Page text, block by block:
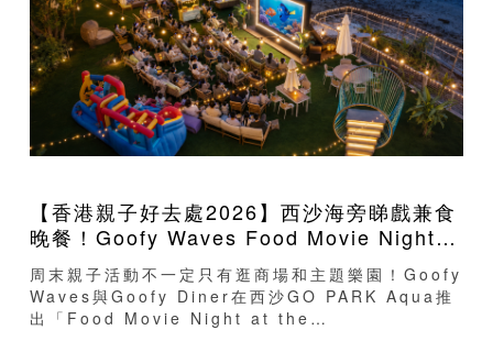
【香港親子好去處2026】西沙海旁睇戲兼食
晚餐！Goofy Waves Food Movie Night
戶外影院逢週末登場
周末親子活動不一定只有逛商場和主題樂園！Goofy
Waves與Goofy Diner在西沙GO PARK Aqua推
出「Food Movie Night at the